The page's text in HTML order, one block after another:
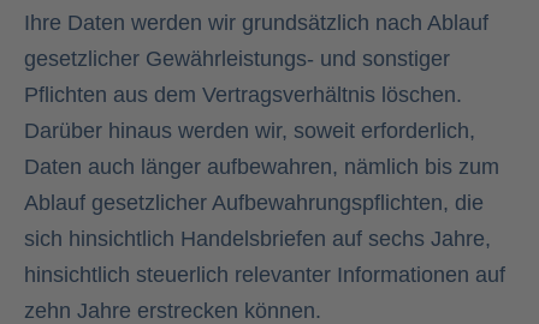
Ihre Daten werden wir grundsätzlich nach Ablauf
gesetzlicher Gewährleistungs- und sonstiger
Pflichten aus dem Vertragsverhältnis löschen.
Darüber hinaus werden wir, soweit erforderlich,
Daten auch länger aufbewahren, nämlich bis zum
Ablauf gesetzlicher Aufbewahrungspflichten, die
sich hinsichtlich Handelsbriefen auf sechs Jahre,
hinsichtlich steuerlich relevanter Informationen auf
zehn Jahre erstrecken können.